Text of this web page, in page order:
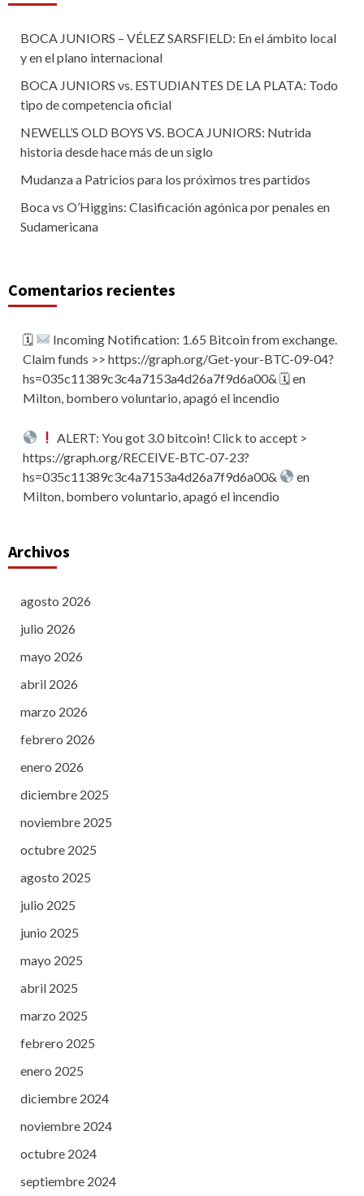
BOCA JUNIORS – VÉLEZ SARSFIELD: En el ámbito local
y en el plano internacional
BOCA JUNIORS vs. ESTUDIANTES DE LA PLATA: Todo
tipo de competencia oficial
NEWELL’S OLD BOYS VS. BOCA JUNIORS: Nutrida
historia desde hace más de un siglo
Mudanza a Patricios para los próximos tres partidos
Boca vs O’Higgins: Clasificación agónica por penales en
Sudamericana
Comentarios recientes
🗓
Incoming Notification: 1.65 Bitcoin from exchange.
Claim funds >> https://graph.org/Get-your-BTC-09-04?
hs=035c11389c3c4a7153a4d26a7f9d6a00& 🗓en
Milton, bombero voluntario, apagó el incendio
ALERT: You got 3.0 bitcoin! Click to accept >
https://graph.org/RECEIVE-BTC-07-23?
hs=035c11389c3c4a7153a4d26a7f9d6a00&
en
Milton, bombero voluntario, apagó el incendio
Archivos
agosto 2026
julio 2026
mayo 2026
abril 2026
marzo 2026
febrero 2026
enero 2026
diciembre 2025
noviembre 2025
octubre 2025
agosto 2025
julio 2025
junio 2025
mayo 2025
abril 2025
marzo 2025
febrero 2025
enero 2025
diciembre 2024
noviembre 2024
octubre 2024
septiembre 2024